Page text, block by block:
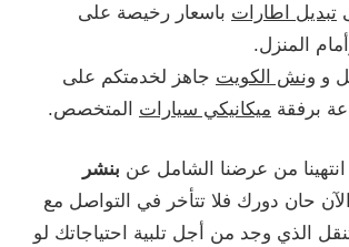
تبديل اطارات باسعار رخيصة على
المنزل.
و ونش الكويت جاهز لخدمتكم على
برفقة ميكانيكي سيارات المتخصص.
من عرضنا الشامل عن بنشر
حان دورك فلا تتأخر في التواصل مع
الذي وجد من أجل تلبية احتياجاتك لو